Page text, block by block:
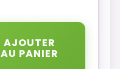
AJOUTER
AU PANIER